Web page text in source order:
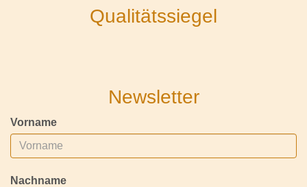
Qualitätssiegel
Newsletter
Vorname
Nachname